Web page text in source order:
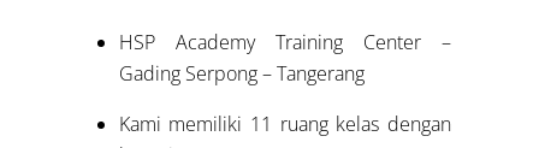
HSP Academy Training Center –
Gading Serpong – Tangerang
Kami memiliki 11 ruang kelas dengan